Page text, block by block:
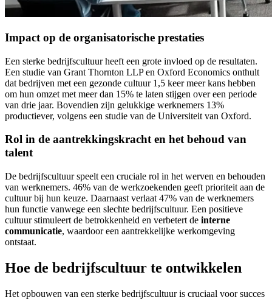
Impact op de organisatorische prestaties
Een sterke bedrijfscultuur heeft een grote invloed op de resultaten.
Een studie van Grant Thornton LLP en Oxford Economics onthult
dat bedrijven met een gezonde cultuur 1,5 keer meer kans hebben
om hun omzet met meer dan 15% te laten stijgen over een periode
van drie jaar. Bovendien zijn gelukkige werknemers 13%
productiever, volgens een studie van de Universiteit van Oxford.
Rol in de aantrekkingskracht en het behoud van
talent
De bedrijfscultuur speelt een cruciale rol in het werven en behouden
van werknemers. 46% van de werkzoekenden geeft prioriteit aan de
cultuur bij hun keuze. Daarnaast verlaat 47% van de werknemers
hun functie vanwege een slechte bedrijfscultuur. Een positieve
cultuur stimuleert de betrokkenheid en verbetert de interne
communicatie, waardoor een aantrekkelijke werkomgeving
ontstaat.
Hoe de bedrijfscultuur te ontwikkelen
Het opbouwen van een sterke bedrijfscultuur is cruciaal voor succes